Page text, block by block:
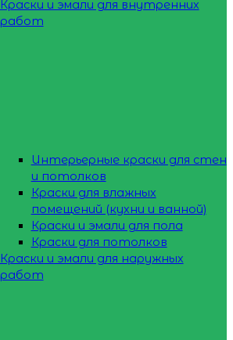
Краски и эмали для внутренних
работ
Интерьерные краски для стен
и потолков
Краски для влажных
помещений (кухни и ванной)
Краски и эмали для пола
Краски для потолков
Краски и эмали для наружных
работ